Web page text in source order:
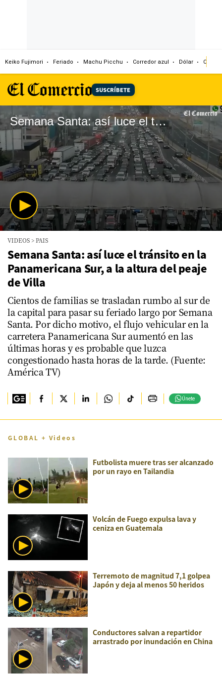
Keiko Fujimori Feriado Machu Picchu Corredor azul Dólar
SUSCRÍBETE
Semana Santa: así luce el tránsito en la Panamericana Sur a la altura del peaje de Villa
seconds
minutes,
seconds
VIDEOS >PAIS
Semana Santa: así luce el tránsito en la
Panamericana Sur, a la altura del peaje
de Villa
Cientos de familias se trasladan rumbo al sur de
la capital para pasar su feriado largo por Semana
Santa. Por dicho motivo, el flujo vehicular en la
carretera Panamericana Sur aumentó en las
últimas horas y es probable que luzca
congestionado hasta horas de la tarde. (Fuente:
América TV)
Únete
GLOBAL + Videos
Futbolista muere tras ser alcanzado
por un rayo en Tailandia
Volcán de Fuego expulsa lava y
ceniza en Guatemala
Terremoto de magnitud 7,1 golpea
Japón y deja al menos 50 heridos
Conductores salvan a repartidor
arrastrado por inundación en China